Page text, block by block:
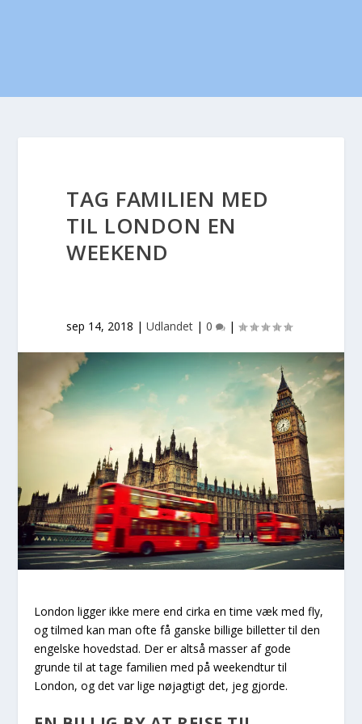
TAG FAMILIEN MED
TIL LONDON EN
WEEKEND
sep 14, 2018 |Udlandet |0 |
London ligger ikke mere end cirka en time væk med fly,
og tilmed kan man ofte få ganske billige billetter til den
engelske hovedstad. Der er altså masser af gode
grunde til at tage familien med på weekendtur til
London, og det var lige nøjagtigt det, jeg gjorde.